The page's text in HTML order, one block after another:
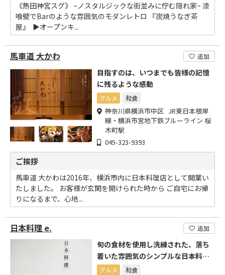
《熱田神宮スグ》 ~ノスタルジックな街並みに佇む隠れ家~ 漆
喰壁でBarのような雰囲気のモダンレトロ 『炭焼うなぎ茶
屋』 ⁡ ▶︎オープンキ...
馬車道 大かわ 追加
目指すのは、いつまでも皆様の記憶
に残るような感動
グルメ 和食
神奈川県横浜市中区 JR東日本根岸
線・横浜市営地下鉄ブルーライン 桜
木町駅
045-323-9393
ご挨拶
馬車道 大かわは2016年、横浜市内に日本料理店として開業い
たしました。 お客様が玄関を開けられた時から ご自宅にお帰
りになるまで、心地...
日本料理 e. 追加
旬の食材を使用し洗練された、落ち
着いた雰囲気のシンプルな日本料理
店グルメ 和食